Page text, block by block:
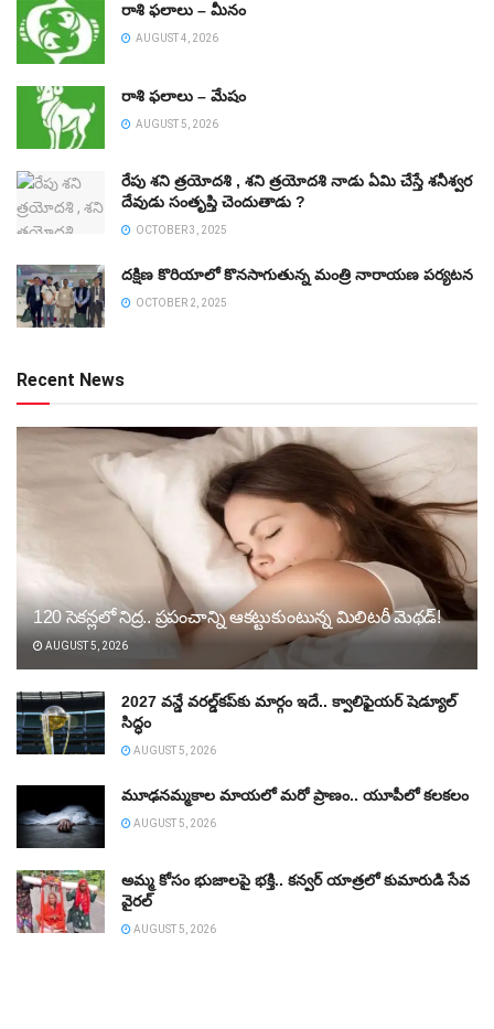
రాశి ఫలాలు – మీనం
AUGUST 4, 2026
రాశి ఫలాలు – మేషం
AUGUST 5, 2026
రేపు శని త్రయోదశి , శని త్రయోదశి నాడు ఏమి చేస్తే శనీశ్వర
దేవుడు సంతృప్తి చెందుతాడు ?
OCTOBER 3, 2025
దక్షిణ కొరియాలో కొనసాగుతున్న మంత్రి నారాయణ పర్యటన
OCTOBER 2, 2025
Recent News
120 సెకన్లలో నిద్ర.. ప్రపంచాన్ని ఆకట్టుకుంటున్న మిలిటరీ మెథడ్!
AUGUST 5, 2026
2027 వన్డే వరల్డ్‌కప్‌కు మార్గం ఇదే.. క్వాలిఫైయర్ షెడ్యూల్
సిద్ధం
AUGUST 5, 2026
మూఢనమ్మకాల మాయలో మరో ప్రాణం.. యూపీలో కలకలం
AUGUST 5, 2026
అమ్మ కోసం భుజాలపై భక్తి.. కన్వర్‌ యాత్రలో కుమారుడి సేవ
వైరల్
AUGUST 5, 2026